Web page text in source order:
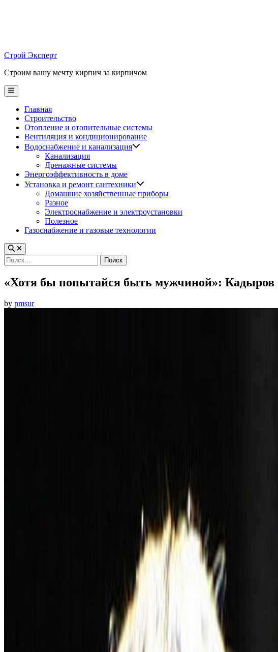
Строй Эксперт
Строим вашу мечту кирпич за кирпичом
Main
Menu
Главная
Строительство
Отопление и отопительные системы
Вентиляция и кондиционирование
Водоснабжение и канализация
Канализация
Дренажные системы
Энергоэффективность в доме
Установка и ремонт сантехники
Домашние хозяйственные приборы
Разное
Электроснабжение и электроустановки
Полезное
Газоснабжение и газовые технологии
Найти:
«Хотя бы попытайся быть мужчиной»: Кадыров
by pmsur